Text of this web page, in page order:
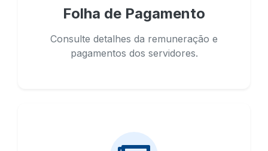
Folha de Pagamento
Consulte detalhes da remuneração e
pagamentos dos servidores.